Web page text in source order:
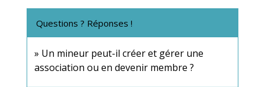
Questions ? Réponses !
Un mineur peut-il créer et gérer une
association ou en devenir membre ?